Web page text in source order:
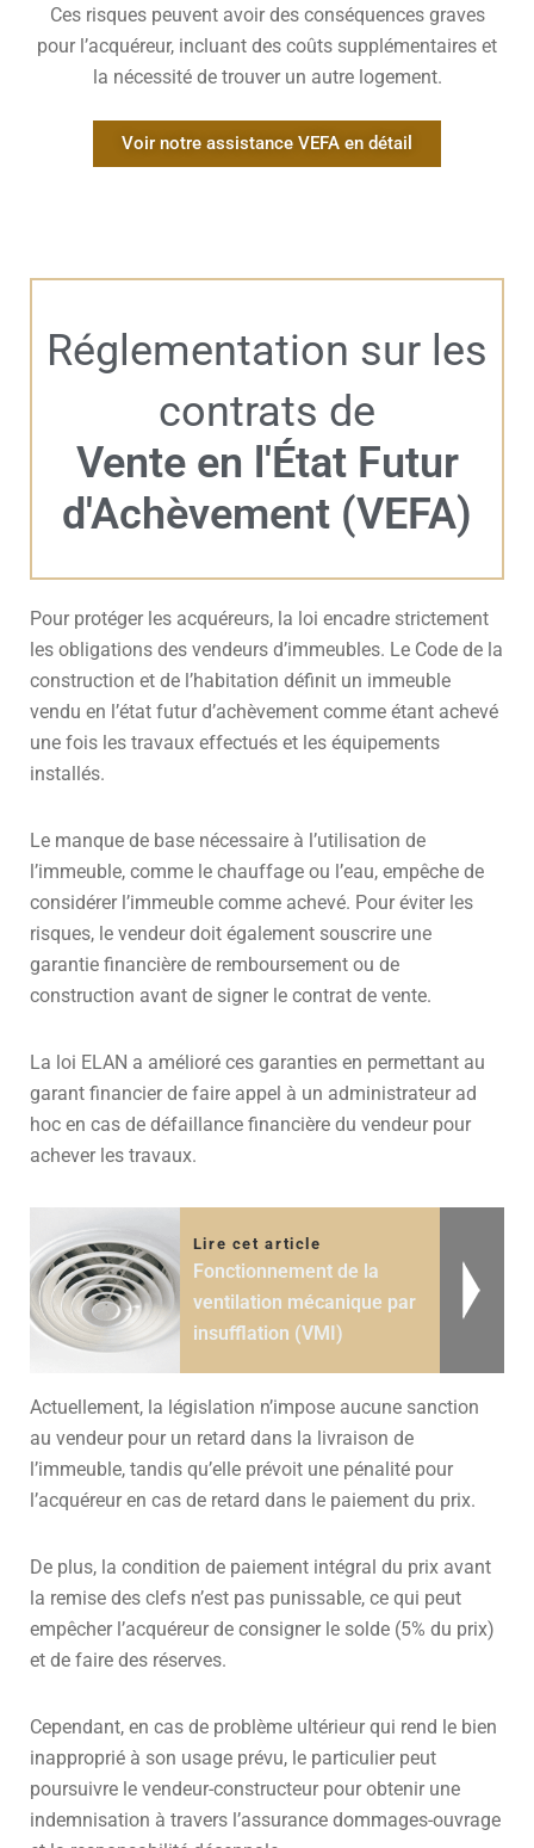
Ces risques peuvent avoir des conséquences graves
pour l’acquéreur, incluant des coûts supplémentaires et
la nécessité de trouver un autre logement.
Voir notre assistance VEFA en détail
Réglementation sur les
contrats de
Vente en l'État Futur
d'Achèvement (VEFA)
Pour protéger les acquéreurs, la loi encadre strictement
les obligations des vendeurs d’immeubles. Le Code de la
construction et de l’habitation définit un immeuble
vendu en l’état futur d’achèvement comme étant achevé
une fois les travaux effectués et les équipements
installés.
Le manque de base nécessaire à l’utilisation de
l’immeuble, comme le chauffage ou l’eau, empêche de
considérer l’immeuble comme achevé. Pour éviter les
risques, le vendeur doit également souscrire une
garantie financière de remboursement ou de
construction avant de signer le contrat de vente.
La loi ELAN a amélioré ces garanties en permettant au
garant financier de faire appel à un administrateur ad
hoc en cas de défaillance financière du vendeur pour
achever les travaux.
Lire cet article
Fonctionnement de la
ventilation mécanique par
insufflation (VMI)
Actuellement, la législation n’impose aucune sanction
au vendeur pour un retard dans la livraison de
l’immeuble, tandis qu’elle prévoit une pénalité pour
l’acquéreur en cas de retard dans le paiement du prix.
De plus, la condition de paiement intégral du prix avant
la remise des clefs n’est pas punissable, ce qui peut
empêcher l’acquéreur de consigner le solde (5% du prix)
et de faire des réserves.
Cependant, en cas de problème ultérieur qui rend le bien
inapproprié à son usage prévu, le particulier peut
poursuivre le vendeur-constructeur pour obtenir une
indemnisation à travers l’assurance dommages-ouvrage